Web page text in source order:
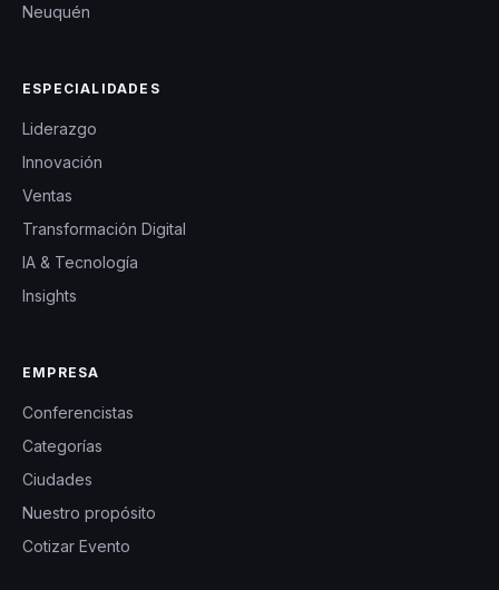
Neuquén
ESPECIALIDADES
Liderazgo
Innovación
Ventas
Transformación Digital
IA & Tecnología
Insights
EMPRESA
Conferencistas
Categorías
Ciudades
Nuestro propósito
Cotizar Evento